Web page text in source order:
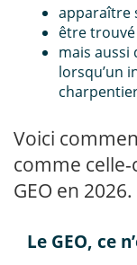
apparaître
être
mais aussi
lorsqu’un
Voici
comme
GEO en 2026.
Le GEO, ce